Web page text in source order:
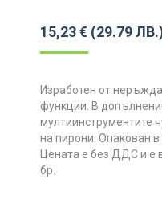
15,23€ (29.79
Изработен от
функции. В
мултиинструментите
на пирони. Опакован
Цената е без ДДС и е
бр.